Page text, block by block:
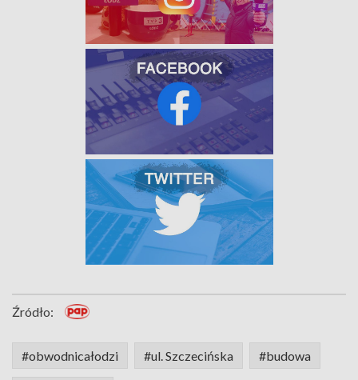
Źródło:
#obwodnicałodzi #ul. Szczecińska #budowa